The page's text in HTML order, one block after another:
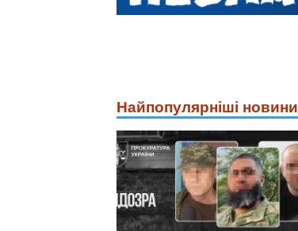
Найпопулярніші